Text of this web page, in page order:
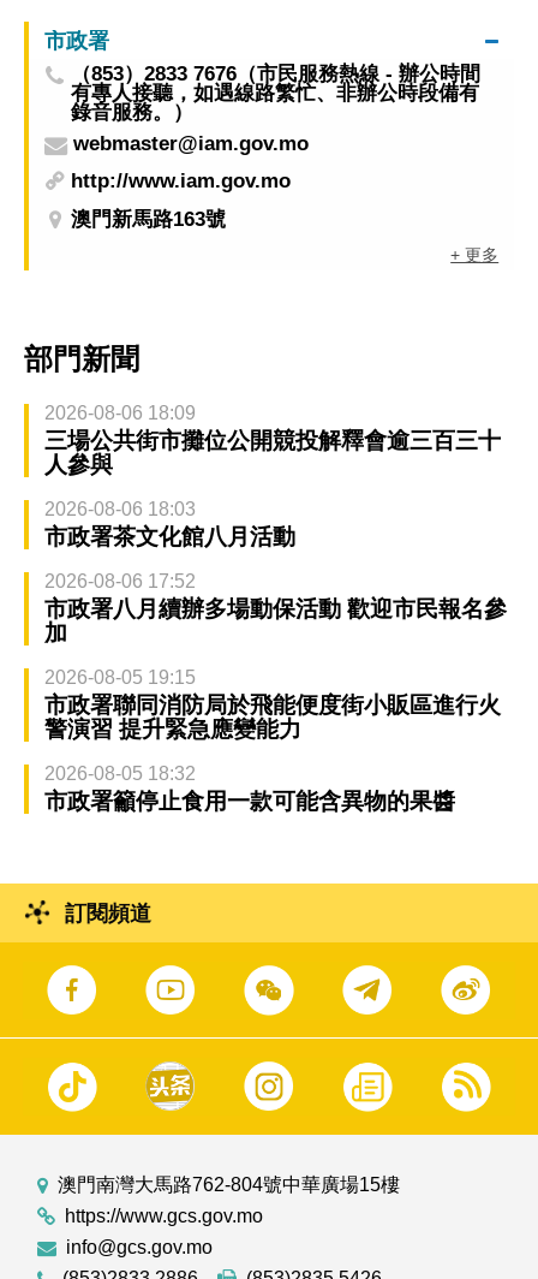
市政署
（853）2833 7676（市民服務熱線 - 辦公時間
有專人接聽，如遇線路繁忙、非辦公時段備有
錄音服務。）
webmaster@iam.gov.mo
http://www.iam.gov.mo
澳門新馬路163號
+ 更多
部門新聞
2026-08-06 18:09
三場公共街市攤位公開競投解釋會逾三百三十
人參與
2026-08-06 18:03
市政署茶文化館八月活動
2026-08-06 17:52
市政署八月續辦多場動保活動 歡迎市民報名參
加
2026-08-05 19:15
市政署聯同消防局於飛能便度街小販區進行火
警演習 提升緊急應變能力
2026-08-05 18:32
市政署籲停止食用一款可能含異物的果醬
訂閱頻道
澳門南灣大馬路762-804號中華廣場15樓
https://www.gcs.gov.mo
info@gcs.gov.mo